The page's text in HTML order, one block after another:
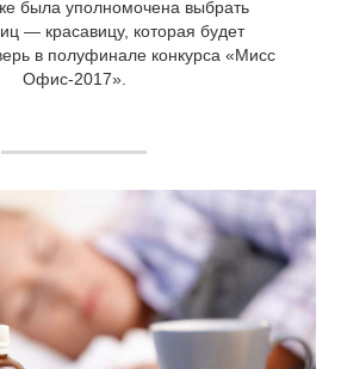
была уполномочена выбрать
— красавицу, которая будет
в полуфинале конкурса «Мисс
Офис-2017».